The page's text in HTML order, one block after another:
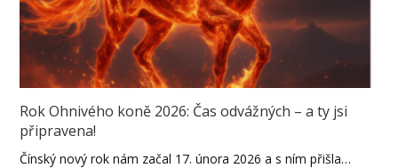
Rok Ohnivého koně 2026: Čas odvážných – a ty jsi
připravena!
Čínský nový rok nám začal 17. února 2026 a s ním přišla…